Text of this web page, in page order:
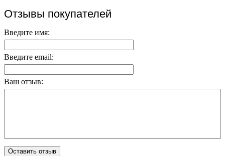
Отзывы покупателей
Введите имя:
Введите email:
Ваш отзыв:
Оставить отзыв